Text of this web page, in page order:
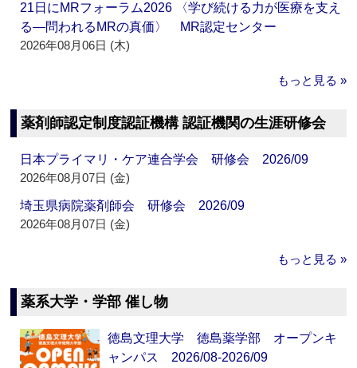
21日にMRフォーラム2026 〈学び続ける力が医療を支え
る―問われるMRの真価〉 MR認定センター
2026年08月06日 (木)
もっと見る »
薬剤師認定制度認証機構 認証機関の生涯研修会
日本プライマリ・ケア連合学会 研修会 2026/09
2026年08月07日 (金)
埼玉県病院薬剤師会 研修会 2026/09
2026年08月07日 (金)
もっと見る »
薬系大学・学部 催し物
徳島文理大学 徳島薬学部 オープンキ
ャンパス 2026/08-2026/09